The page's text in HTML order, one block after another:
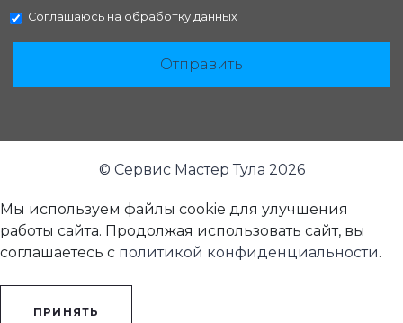
Соглашаюсь на обработку данных
Отправить
© Сервис Мастер Тула 2026
Мы используем файлы cookie для улучшения
работы сайта. Продолжая использовать сайт, вы
соглашаетесь с политикой конфиденциальности.
ПРИНЯТЬ